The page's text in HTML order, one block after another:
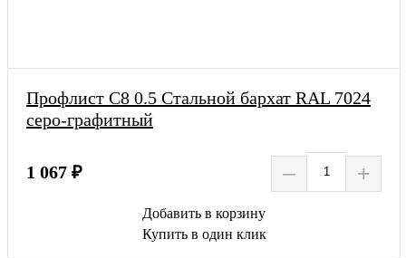
Профлист С8 0.5 Стальной бархат RAL 7024
серо-графитный
1 067 ₽ – +
Добавить в корзину
Купить в один клик